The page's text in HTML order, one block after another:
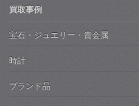
買取事例
宝石・ジュエリー・貴金属
時計
ブランド品